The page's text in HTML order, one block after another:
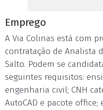
Emprego
A Via Colinas está com
contratação de Analista
Salto. Podem se
seguintes requisitos:
engenharia civil; CNH
AutoCAD e pacote office;